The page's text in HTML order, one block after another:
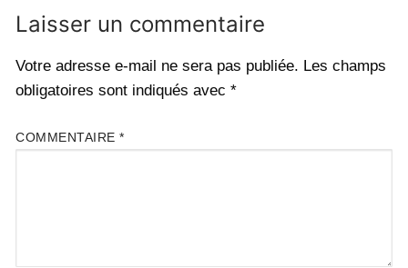
Laisser un commentaire
Votre adresse e-mail ne sera pas publiée. Les champs
obligatoires sont indiqués avec *
COMMENTAIRE *